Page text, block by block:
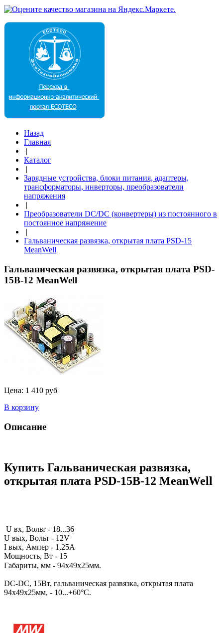
Назад
Главная
|
Каталог
|
Зарядные устройства, блоки питания, адаптеры,
трансформаторы, инверторы, преобразователи
напряжения
|
Преобразователи DC/DC (конвертеры) из постоянного в
постоянное напряжение
|
Гальваническая развязка, открытая плата PSD-15
MeanWell
Гальваническая развязка, открытая плата PSD-
15B-12 MeanWell
Цена: 1 410 руб
В корзину
Описание
Купить Гальваническая развязка,
открытая плата PSD-15B-12 MeanWell
U вх, Вольт - 18...36
U вых, Вольт - 12V
I вых, Ампер - 1,25A
Мощность, Вт - 15
Габариты, мм - 94х49х25мм.
DC-DC, 15Вт, гальваническая развязка, открытая плата
94х49х25мм, - 10...+60°С.